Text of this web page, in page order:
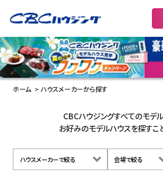
ホーム ハウスメーカーから探す
CBCハウジングすべてのモデ
お好みのモデルハウスを探すこ